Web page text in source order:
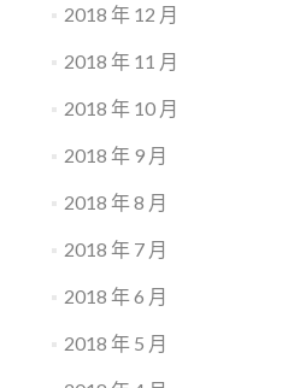
2018 年 12 月
2018 年 11 月
2018 年 10 月
2018 年 9 月
2018 年 8 月
2018 年 7 月
2018 年 6 月
2018 年 5 月